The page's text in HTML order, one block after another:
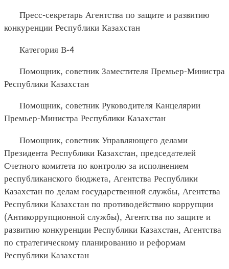
Пресс-секретарь Агентства по защите и развитию
конкуренции Республики Казахстан
Категория В-4
Помощник, советник Заместителя Премьер-Министра
Республики Казахстан
Помощник, советник Руководителя Канцелярии
Премьер-Министра Республики Казахстан
Помощник, советник Управляющего делами
Президента Республики Казахстан, председателей
Счетного комитета по контролю за исполнением
республиканского бюджета, Агентства Республики
Казахстан по делам государственной службы, Агентства
Республики Казахстан по противодействию коррупции
(Антикоррупционной службы), Агентства по защите и
развитию конкуренции Республики Казахстан, Агентства
по стратегическому планированию и реформам
Республики Казахстан